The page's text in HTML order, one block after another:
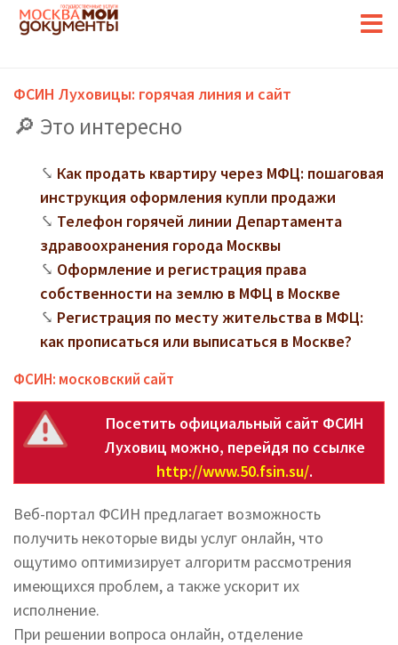
ФСИН Луховицы: горячая линия и сайт
Это интересно
Как продать квартиру через МФЦ: пошаговая
инструкция оформления купли продажи
Телефон горячей линии Департамента
здравоохранения города Москвы
Оформление и регистрация права
собственности на землю в МФЦ в Москве
Регистрация по месту жительства в МФЦ:
как прописаться или выписаться в Москве?
ФСИН: московский сайт
Посетить официальный сайт ФСИН
Луховиц можно, перейдя по ссылке
http://www.50.fsin.su/.
Веб-портал ФСИН предлагает возможность
получить некоторые виды услуг онлайн, что
ощутимо оптимизирует алгоритм рассмотрения
имеющихся проблем, а также ускорит их
исполнение.
При решении вопроса онлайн, отделение